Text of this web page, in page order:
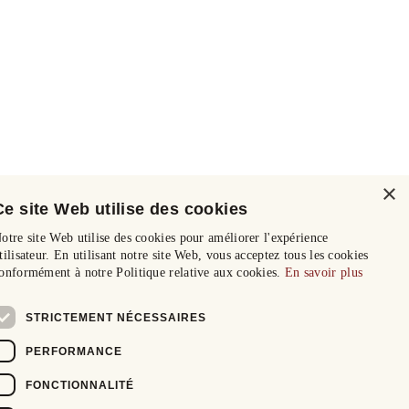
×
site Web utilise des cookies
site Web utilise des cookies pour améliorer l'expérience
En utilisant notre site Web, vous acceptez tous les cookies
à notre Politique relative aux cookies. En savoir plus
STRICTEMENT NÉCESSAIRES
PERFORMANCE
FONCTIONNALITÉ